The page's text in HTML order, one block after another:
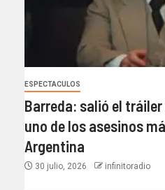
ESPECTACULOS
Barreda: salió el
uno de los asesinos
Argentina
30 julio, 2026 infinitoradio